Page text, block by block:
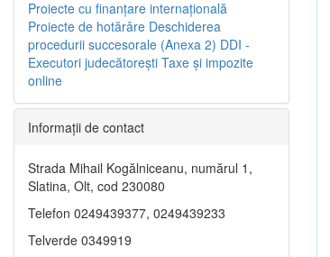
Proiecte cu finanţare internaţională
Proiecte de hotărâre Deschiderea
procedurii succesorale (Anexa 2) DDI -
Executori judecătorești Taxe şi impozite
online
Informaţii de contact
Strada Mihail Kogălniceanu, numărul 1,
Slatina, Olt, cod 230080
Telefon 0249439377, 0249439233
Telverde 0349919